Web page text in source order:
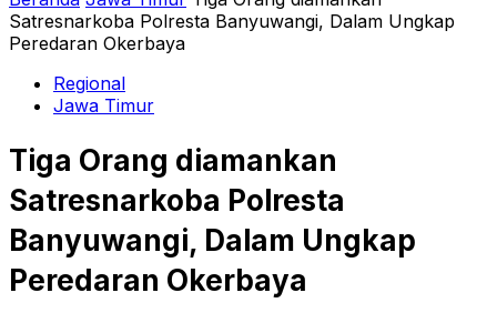
Satresnarkoba Polresta Banyuwangi, Dalam Ungkap
Peredaran Okerbaya
Regional
Jawa Timur
Tiga Orang diamankan
Satresnarkoba Polresta
Banyuwangi, Dalam Ungkap
Peredaran Okerbaya